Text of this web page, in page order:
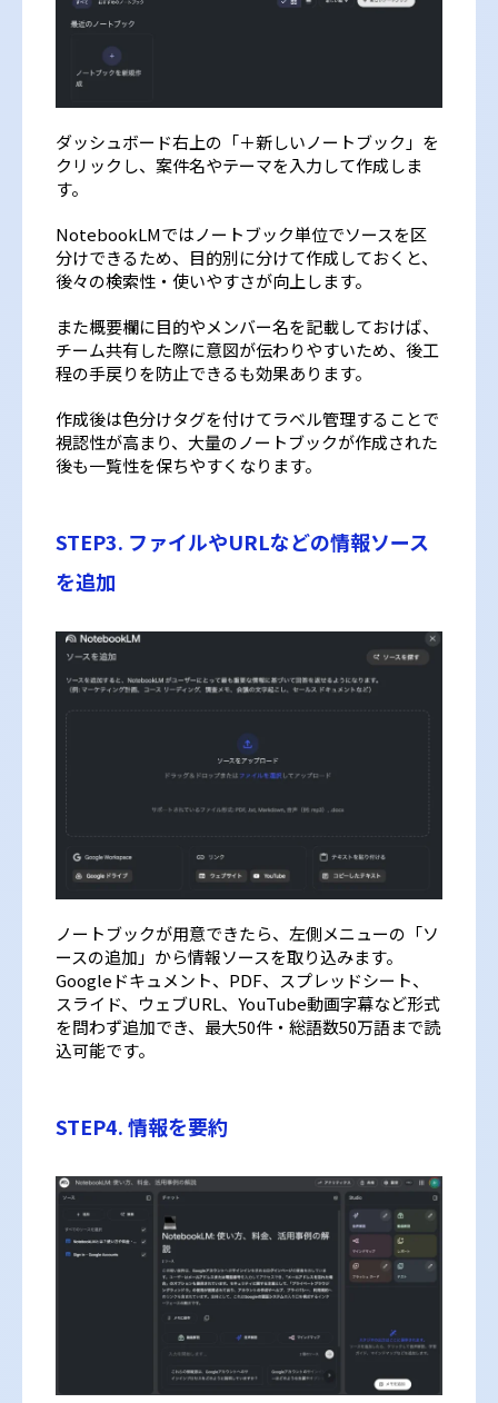
ダッシュボード右上の「＋新しいノートブック」を
クリックし、案件名やテーマを入力して作成しま
す。
NotebookLMではノートブック単位でソースを区
分けできるため、目的別に分けて作成しておくと、
後々の検索性・使いやすさが向上します。
また概要欄に目的やメンバー名を記載しておけば、
チーム共有した際に意図が伝わりやすいため、後工
程の手戻りを防止できるも効果あります。
作成後は色分けタグを付けてラベル管理することで
視認性が高まり、大量のノートブックが作成された
後も一覧性を保ちやすくなります。
STEP3. ファイルやURLなどの情報ソース
を追加
ノートブックが用意できたら、左側メニューの「ソ
ースの追加」から情報ソースを取り込みます。
Googleドキュメント、PDF、スプレッドシート、
スライド、ウェブURL、YouTube動画字幕など形式
を問わず追加でき、最大50件・総語数50万語まで読
込可能です。
STEP4. 情報を要約